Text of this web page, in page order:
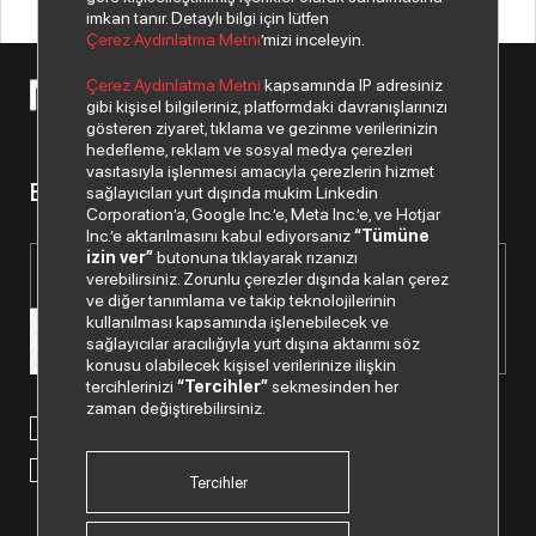
© 2026 Copyright Netex A.Ş. Tüm hakları saklıdır.
Bizden haberiniz olsun.
Paylaştığım kişisel verilerimin işlenmesi hususunda
tarafıma SMS gönderilmesine izni veriyorum.
imkan tanır. Detaylı bilgi için lütfen
Çerez Aydınlatma Metni’mizi inceleyin.
Çerez Aydınlatma Metni kapsamında IP adresiniz
gibi kişisel bilgileriniz, platformdaki davranışlarınızı
gösteren ziyaret, tıklama ve gezinme verilerinizin
hedefleme, reklam ve sosyal medya çerezleri
vasıtasıyla işlenmesi amacıyla çerezlerin hizmet
sağlayıcıları yurt dışında mukim Linkedin
Corporation’a, Google Inc.’e, Meta Inc.’e, ve Hotjar
Inc.’e aktarılmasını kabul ediyorsanız“Tümüne
izin ver”butonuna tıklayarak rızanızı
verebilirsiniz. Zorunlu çerezler dışında kalan çerez
ve diğer tanımlama ve takip teknolojilerinin
kullanılması kapsamında işlenebilecek ve
sağlayıcılar aracılığıyla yurt dışına aktarımı söz
konusu olabilecek kişisel verilerinize ilişkin
tercihlerinizi“Tercihler”sekmesinden her
zaman değiştirebilirsiniz.
Tercihler